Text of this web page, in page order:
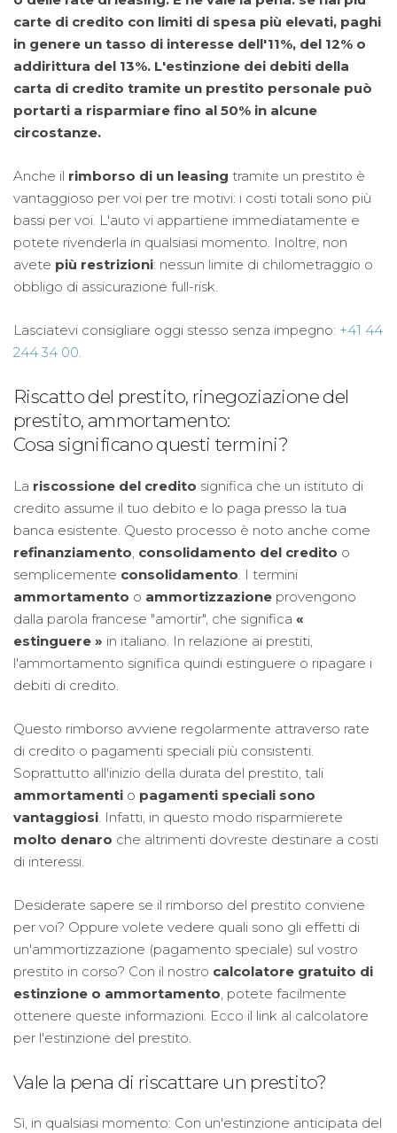
carte di credito con limiti di spesa più elevati, paghi
in genere un tasso di interesse dell'11%, del 12% o
addirittura del 13%. L'estinzione dei debiti della
carta di credito tramite un prestito personale può
portarti a risparmiare fino al 50% in alcune
circostanze.
Anche il rimborso di un leasing tramite un prestito è
vantaggioso per voi per tre motivi: i costi totali sono più
bassi per voi. L'auto vi appartiene immediatamente e
potete rivenderla in qualsiasi momento. Inoltre, non
avete più restrizioni: nessun limite di chilometraggio o
obbligo di assicurazione full-risk.
Lasciatevi consigliare oggi stesso senza impegno: +41 44
244 34 00
Riscatto del prestito, rinegoziazione del
prestito, ammortamento:
Cosa significano questi termini?
La riscossione del credito significa che un istituto di
credito assume il tuo debito e lo paga presso la tua
banca esistente. Questo processo è noto anche come
refinanziamento consolidamento del credito o
semplicemente consolidamento . I termini
ammortamento o ammortizzazione provengono
dalla parola francese "amortir", che significa «
estinguere » in italiano. In relazione ai prestiti,
l'ammortamento significa quindi estinguere o ripagare i
debiti di credito.
Questo rimborso avviene regolarmente attraverso rate
di credito o pagamenti speciali più consistenti.
Soprattutto all'inizio della durata del prestito, tali
ammortamenti o pagamenti speciali sono
vantaggiosi . Infatti, in questo modo risparmierete
molto denaro che altrimenti dovreste destinare a costi
di interessi.
Desiderate sapere se il rimborso del prestito conviene
per voi? Oppure volete vedere quali sono gli effetti di
un'ammortizzazione (pagamento speciale) sul vostro
prestito in corso? Con il nostro calcolatore gratuito di
estinzione o ammortamento , potete facilmente
ottenere queste informazioni. Ecco il link al calcolatore
per l'estinzione del prestito.
Vale la pena di riscattare un prestito?
Sì, in qualsiasi momento: Con un'estinzione anticipata del